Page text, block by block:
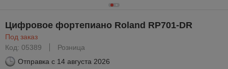
Цифровое фортепиано Roland RP701-DR
Под заказ
Код: 05389
Розница
Отправка с 14 августа 2026